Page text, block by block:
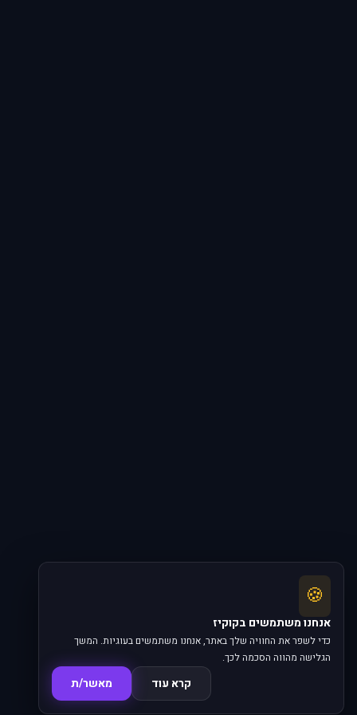
🍪
אנחנו משתמשים בקוקיז
כדי לשפר את החוויה שלך באתר, אנחנו משתמשים בעוגיות. המשך
הגלישה מהווה הסכמה לכך.
קרא עוד מאשר/ת